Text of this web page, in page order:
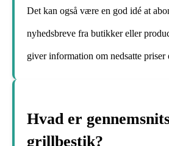
Det kan også være en god idé at
nyhedsbreve fra butikker eller
giver information om nedsatte priser
Hvad er
grillbestik?